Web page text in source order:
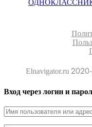
Elnavigator.ru
Вход через логин и